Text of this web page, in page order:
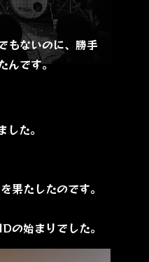
もないのに、勝手
んです。
た。
果たしたのです。
の始まりでした。